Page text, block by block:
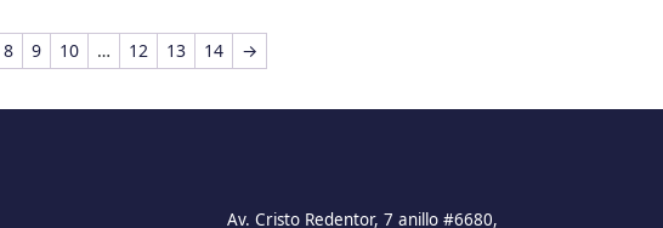
8 9 10 … 12 13 14 →
Av. Cristo Redentor, 7 anillo #6680,